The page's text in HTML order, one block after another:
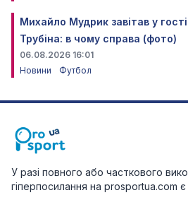
Михайло Мудрик завітав у
Трубіна: в чому справа (фото)
06.08.2026 16:01
Новини
Футбол
У разі повного або часткового
гіперпосилання на prosportua.com